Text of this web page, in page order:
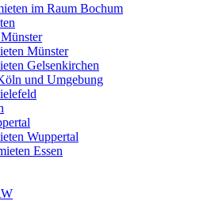
im Raum Bochum
Münster
Gelsenkirchen
und Umgebung
Wuppertal
Essen